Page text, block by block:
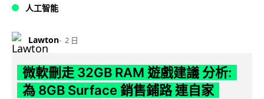
人工智能
Lawton 2 日
微軟刪走 32GB RAM 遊戲建議 分析:
為 8GB Surface 銷售鋪路 連自家